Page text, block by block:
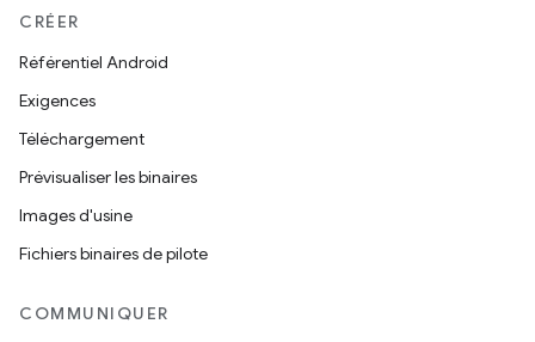
CRÉER
Référentiel Android
Exigences
Téléchargement
Prévisualiser les binaires
Images d'usine
Fichiers binaires de pilote
COMMUNIQUER